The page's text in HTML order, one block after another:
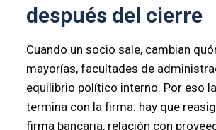
después del cierre
Cuando un socio sale, cambian
mayorías, facultades de
equilibrio político interno. Por eso
termina con la firma: hay que
firma bancaria, relación con